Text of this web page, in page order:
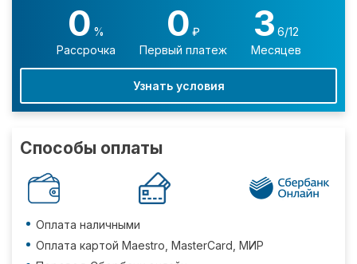
0 %
Рассрочка
0 ₽
Первый платеж
3 6/12
Месяцев
Узнать условия
Способы оплаты
Оплата наличными
Оплата картой Maestro, MasterCard, МИР